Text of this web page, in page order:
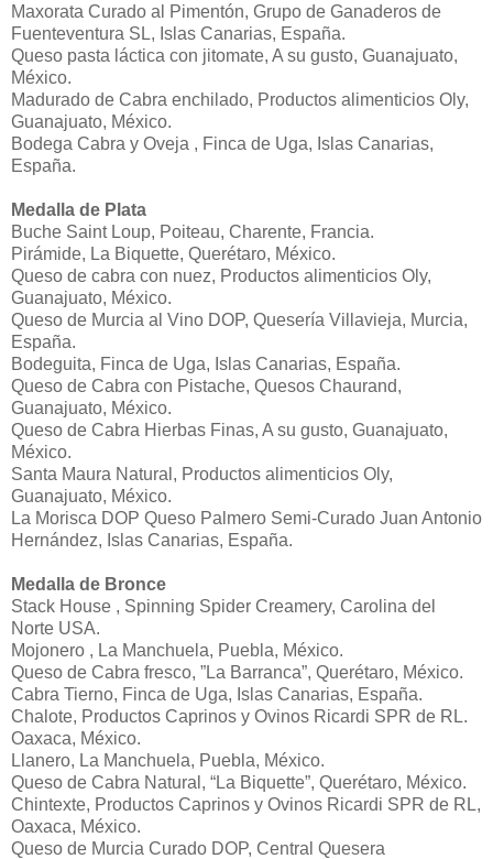
Maxorata Curado al Pimentón, Grupo de Ganaderos de
Fuenteventura SL, Islas Canarias, España.
Queso pasta láctica con jitomate, A su gusto, Guanajuato,
México.
Madurado de Cabra enchilado, Productos alimenticios Oly,
Guanajuato, México.
Bodega Cabra y Oveja , Finca de Uga, Islas Canarias,
España.
Medalla de Plata
Buche Saint Loup, Poiteau, Charente, Francia.
Pirámide, La Biquette, Querétaro, México.
Queso de cabra con nuez, Productos alimenticios Oly,
Guanajuato, México.
Queso de Murcia al Vino DOP, Quesería Villavieja, Murcia,
España.
Bodeguita, Finca de Uga, Islas Canarias, España.
Queso de Cabra con Pistache, Quesos Chaurand,
Guanajuato, México.
Queso de Cabra Hierbas Finas, A su gusto, Guanajuato,
México.
Santa Maura Natural, Productos alimenticios Oly,
Guanajuato, México.
La Morisca DOP Queso Palmero Semi-Curado Juan Antonio
Hernández, Islas Canarias, España.
Medalla de Bronce
Stack House , Spinning Spider Creamery, Carolina del
Norte USA.
Mojonero , La Manchuela, Puebla, México.
Queso de Cabra fresco, ”La Barranca”, Querétaro, México.
Cabra Tierno, Finca de Uga, Islas Canarias, España.
Chalote, Productos Caprinos y Ovinos Ricardi SPR de RL.
Oaxaca, México.
Llanero, La Manchuela, Puebla, México.
Queso de Cabra Natural, “La Biquette”, Querétaro, México.
Chintexte, Productos Caprinos y Ovinos Ricardi SPR de RL,
Oaxaca, México.
Queso de Murcia Curado DOP, Central Quesera